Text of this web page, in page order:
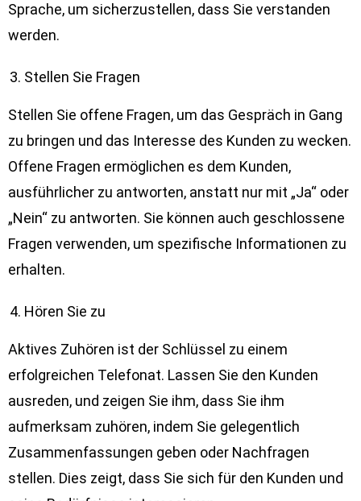
Sprache, um sicherzustellen, dass Sie verstanden
werden.
Stellen Sie Fragen
Stellen Sie offene Fragen, um das Gespräch in Gang
zu bringen und das Interesse des Kunden zu wecken.
Offene Fragen ermöglichen es dem Kunden,
ausführlicher zu antworten, anstatt nur mit „Ja“ oder
„Nein“ zu antworten. Sie können auch geschlossene
Fragen verwenden, um spezifische Informationen zu
erhalten.
Hören Sie zu
Aktives Zuhören ist der Schlüssel zu einem
erfolgreichen Telefonat. Lassen Sie den Kunden
ausreden, und zeigen Sie ihm, dass Sie ihm
aufmerksam zuhören, indem Sie gelegentlich
Zusammenfassungen geben oder Nachfragen
stellen. Dies zeigt, dass Sie sich für den Kunden und